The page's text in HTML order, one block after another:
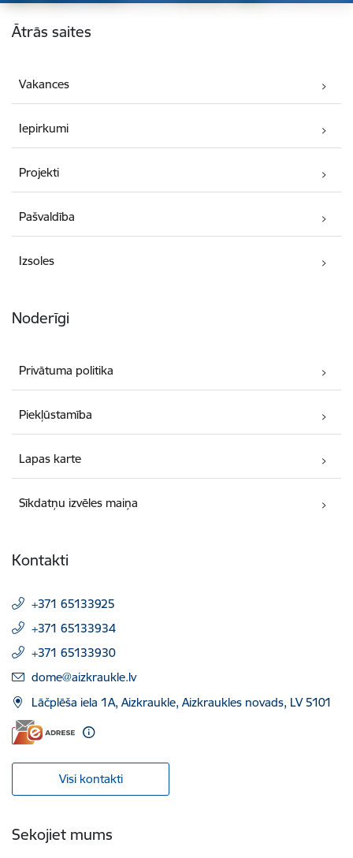
Kājene
Ātrās saites
Vakances
Iepirkumi
Projekti
Pašvaldība
Izsoles
Noderīgi
Privātuma politika
Piekļūstamība
Lapas karte
Sīkdatņu izvēles maiņa
Kontakti
+371 65133925
+371 65133934
+371 65133930
E-pasts:
dome@aizkraukle.lv
Lāčplēša iela 1A, Aizkraukle, Aizkraukles novads, LV 5101
Visi kontakti
Sekojiet mums